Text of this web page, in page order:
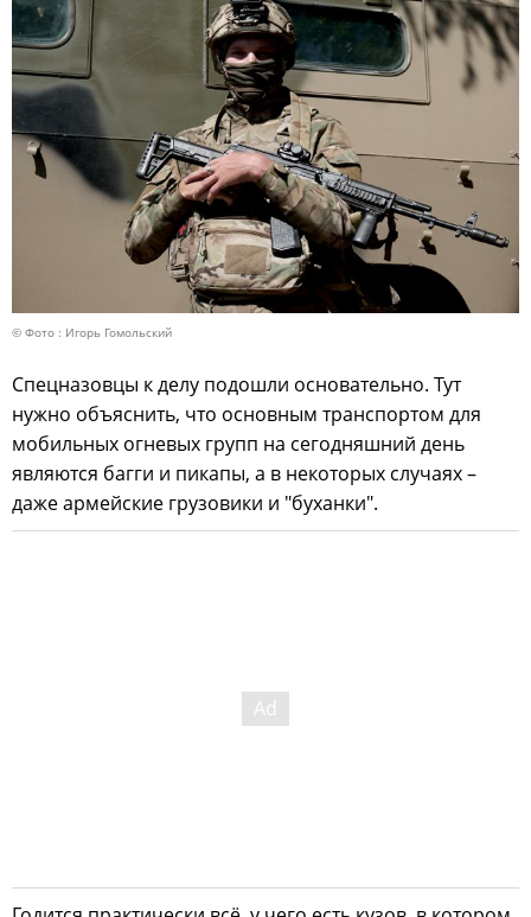
© Фото : Игорь Гомольский
Спецназовцы к делу подошли основательно. Тут
нужно объяснить, что основным транспортом для
мобильных огневых групп на сегодняшний день
являются багги и пикапы, а в некоторых случаях –
даже армейские грузовики и "буханки".